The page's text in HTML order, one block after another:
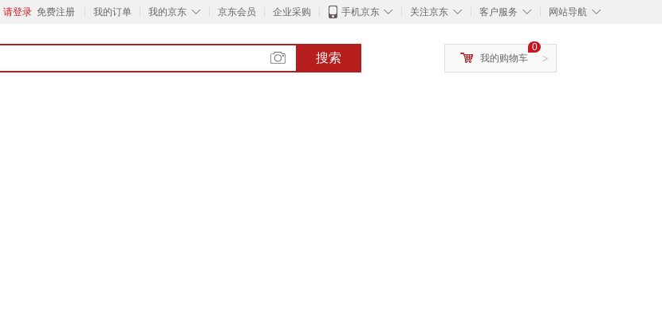
请登录 免费注册 我的订单 ◇
我的京东 京东会员 企业采购 ◇
手机京东 ◇
关注京东 ◇
客户服务 ◇
网站导航
搜索 >
0
我的购物车